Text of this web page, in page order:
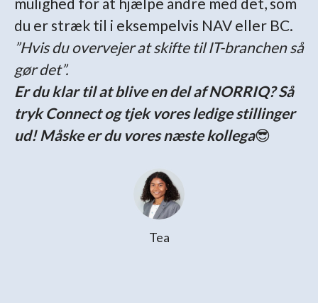
du er stræk til i eksempelvis NAV eller BC.
”Hvis du overvejer at skifte til IT-branchen så
gør det”.
Er du klar til at blive en del af NORRIQ? Så
tryk Connect og tjek vores ledige stillinger
ud! Måske er du vores næste kollega😎
Tea